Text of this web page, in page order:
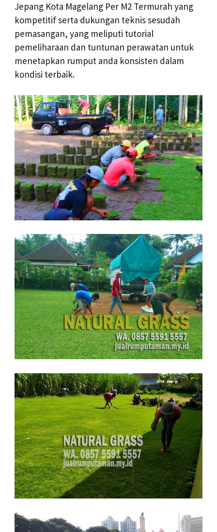
Jepang Kota Magelang Per M2 Termurah yang
kompetitif serta dukungan teknis sesudah
pemasangan, yang meliputi tutorial
pemeliharaan dan tuntunan perawatan untuk
menetapkan rumput anda konsisten dalam
kondisi terbaik.